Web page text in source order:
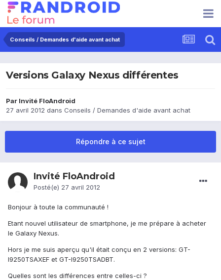
Conseils / Demandes d'aide avant achat
Versions Galaxy Nexus différentes
Par Invité FloAndroid
27 avril 2012 dans Conseils / Demandes d'aide avant achat
Répondre à ce sujet
Invité FloAndroid
Posté(e) 27 avril 2012
Bonjour à toute la communauté !
Etant nouvel utilisateur de smartphone, je me prépare à acheter
le Galaxy Nexus.
Hors je me suis aperçu qu'il était conçu en 2 versions: GT-
I9250TSAXEF et GT-I9250TSADBT.
Quelles sont les différences entre celles-ci ?